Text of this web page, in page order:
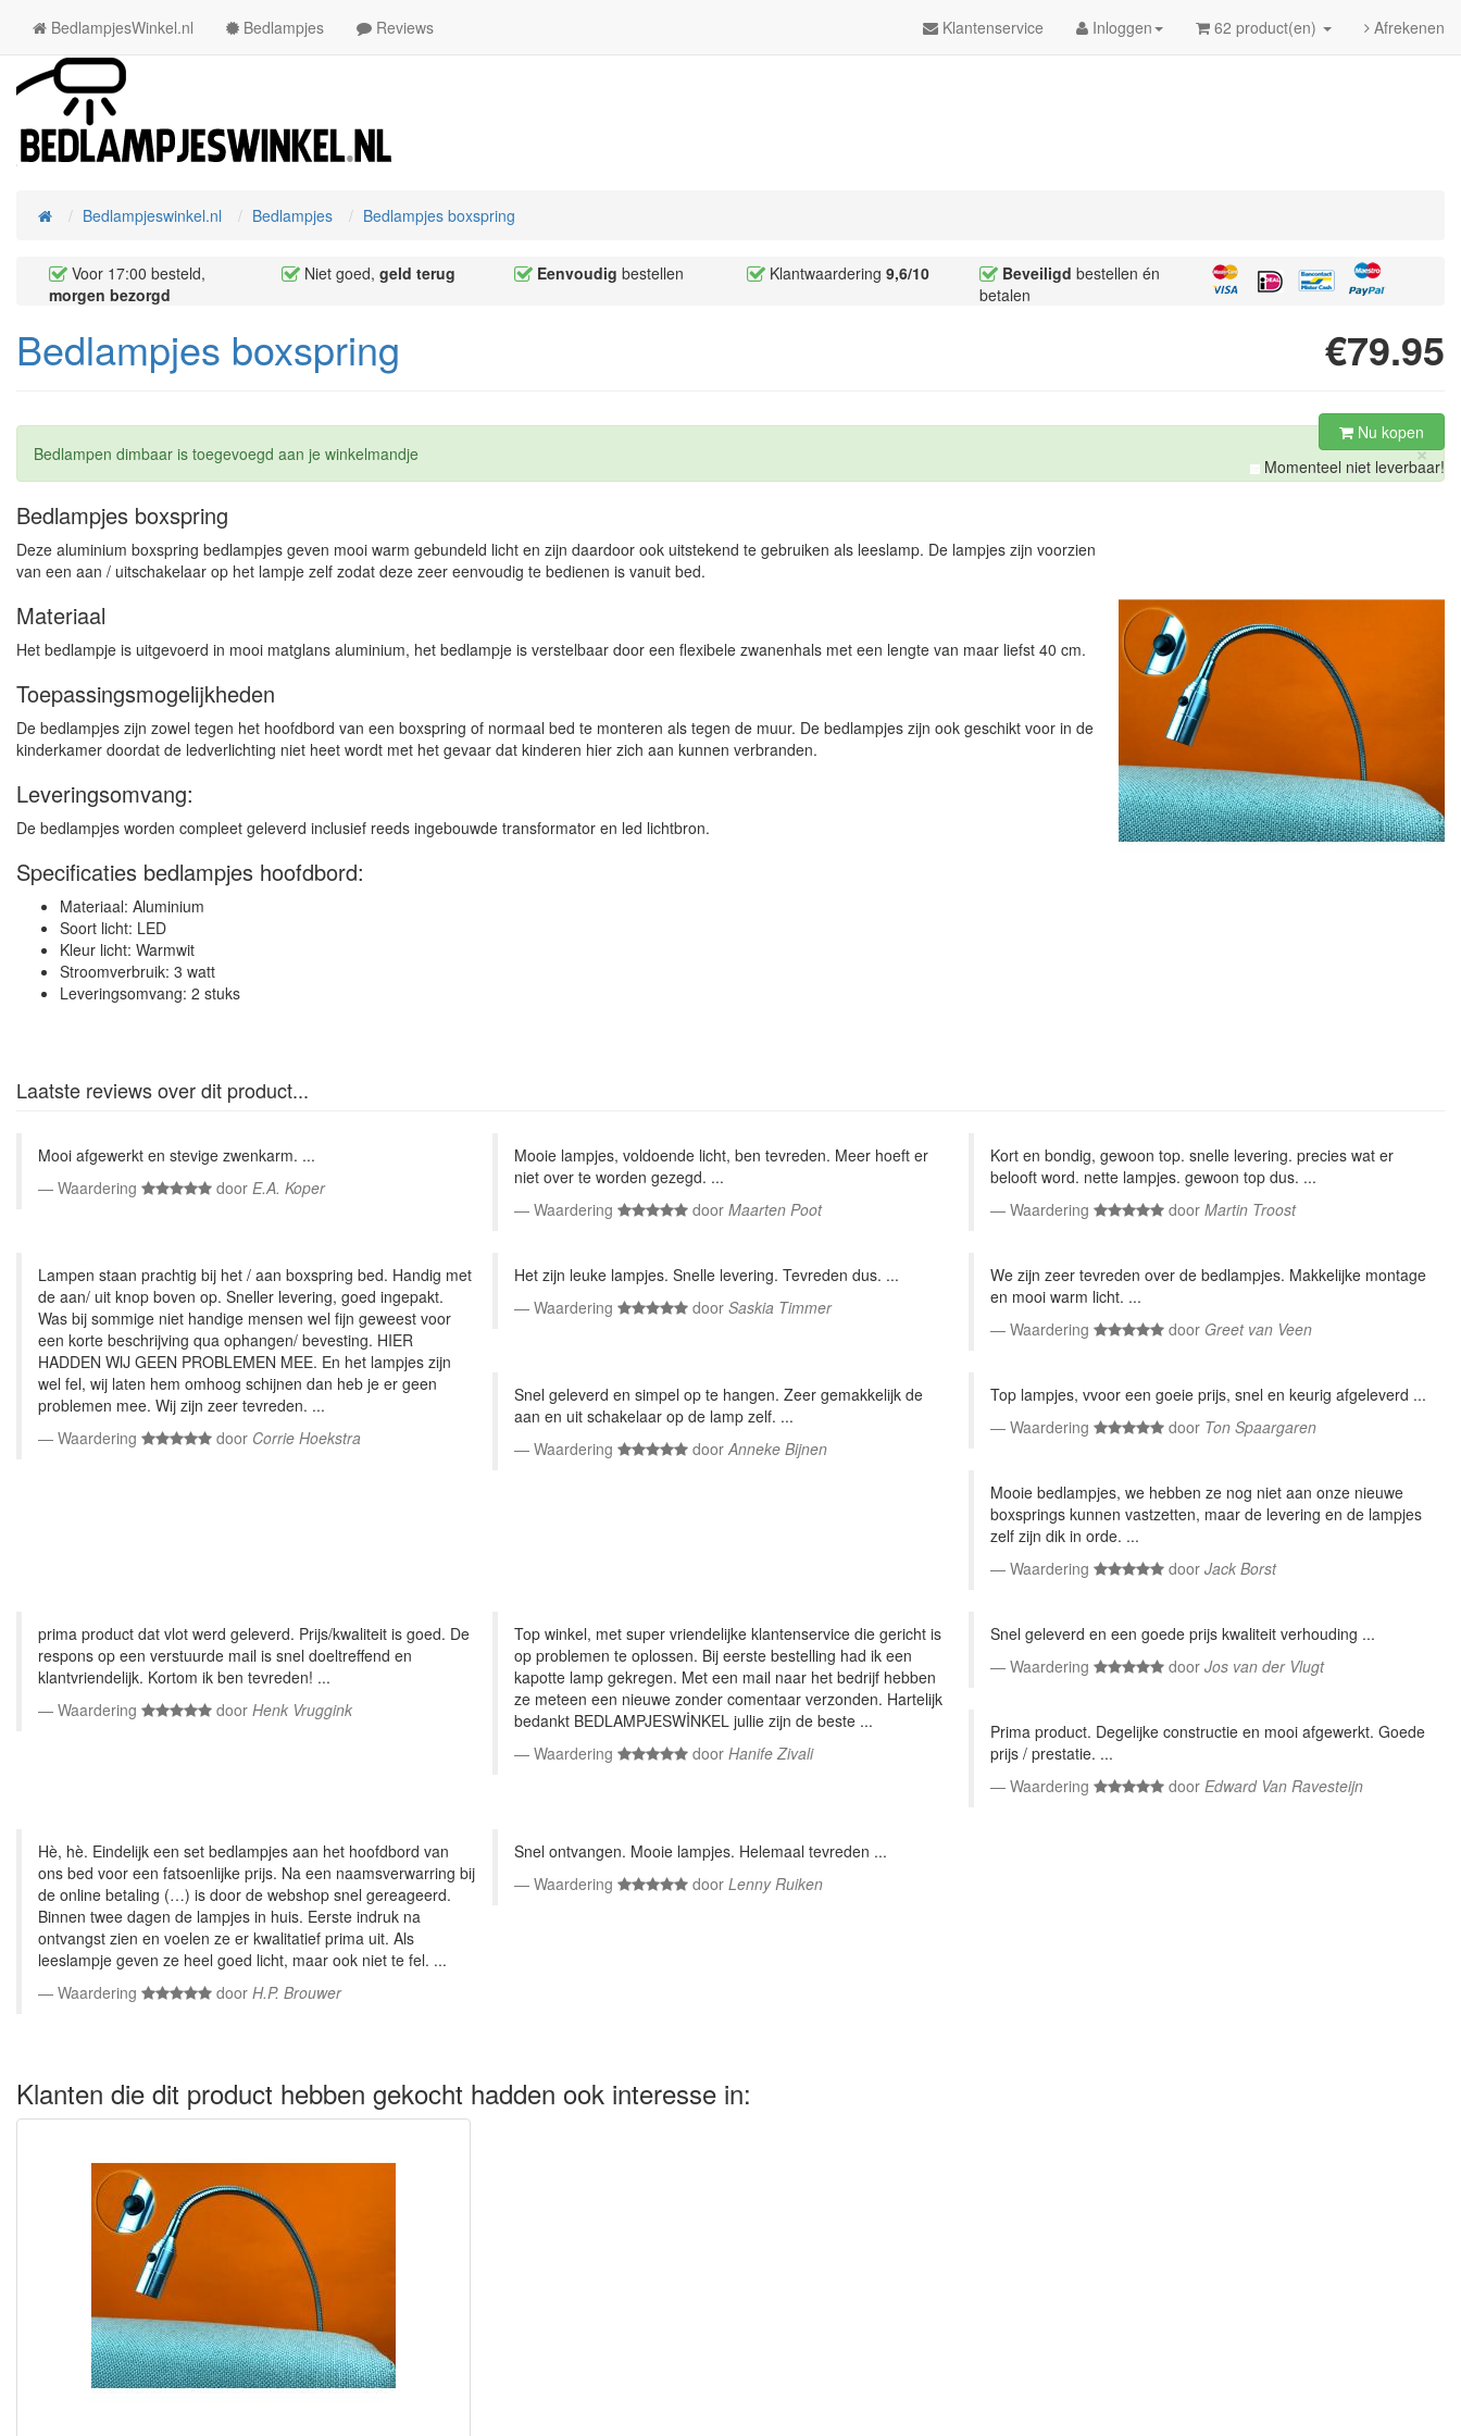
BedlampjesWinkel.nl Bedlampjes Reviews Klantenservice Inloggen 62 product(en) Afrekenen
HomeBedlampjeswinkel.nl Bedlampjes Bedlampjes boxspring
Voor 17:00 besteld,
morgen bezorgd
Niet goed, geld terug Eenvoudig bestellen Klantwaardering 9,6/10 Beveiligd bestellen én
betalen
€79.95
Bedlampjes boxspring
Nu kopen
Momenteel niet leverbaar!
×
Bedlampen dimbaar is toegevoegd aan je winkelmandje
Bedlampjes boxspring
Deze aluminium boxspring bedlampjes geven mooi warm gebundeld licht en zijn daardoor ook uitstekend te gebruiken als leeslamp. De lampjes zijn voorzien
van een aan / uitschakelaar op het lampje zelf zodat deze zeer eenvoudig te bedienen is vanuit bed.
Materiaal
Het bedlampje is uitgevoerd in mooi matglans aluminium, het bedlampje is verstelbaar door een flexibele zwanenhals met een lengte van maar liefst 40 cm.
Toepassingsmogelijkheden
De bedlampjes zijn zowel tegen het hoofdbord van een boxspring of normaal bed te monteren als tegen de muur. De bedlampjes zijn ook geschikt voor in de
kinderkamer doordat de ledverlichting niet heet wordt met het gevaar dat kinderen hier zich aan kunnen verbranden.
Leveringsomvang:
De bedlampjes worden compleet geleverd inclusief reeds ingebouwde transformator en led lichtbron.
Specificaties bedlampjes hoofdbord:
Materiaal: Aluminium
Soort licht: LED
Kleur licht: Warmwit
Stroomverbruik: 3 watt
Leveringsomvang: 2 stuks
Laatste reviews over dit product...
Mooi afgewerkt en stevige zwenkarm. ...
Waardering
door E.A. Koper
Mooie lampjes, voldoende licht, ben tevreden. Meer hoeft er
niet over te worden gezegd. ...
Waardering
door Maarten Poot
Kort en bondig, gewoon top. snelle levering. precies wat er
belooft word. nette lampjes. gewoon top dus. ...
Waardering
door Martin Troost
Lampen staan prachtig bij het / aan boxspring bed. Handig met
de aan/ uit knop boven op. Sneller levering, goed ingepakt.
Was bij sommige niet handige mensen wel fijn geweest voor
een korte beschrijving qua ophangen/ bevesting. HIER
HADDEN WIJ GEEN PROBLEMEN MEE. En het lampjes zijn
wel fel, wij laten hem omhoog schijnen dan heb je er geen
problemen mee. Wij zijn zeer tevreden. ...
Waardering
door Corrie Hoekstra
Het zijn leuke lampjes. Snelle levering. Tevreden dus. ...
Waardering
door Saskia Timmer
We zijn zeer tevreden over de bedlampjes. Makkelijke montage
en mooi warm licht. ...
Waardering
door Greet van Veen
Snel geleverd en simpel op te hangen. Zeer gemakkelijk de
aan en uit schakelaar op de lamp zelf. ...
Waardering
doorAnneke Bijnen
Top lampjes, vvoor een goeie prijs, snel en keurig afgeleverd ...
Waardering
door Ton Spaargaren
Mooie bedlampjes, we hebben ze nog niet aan onze nieuwe
boxsprings kunnen vastzetten, maar de levering en de lampjes
zelf zijn dik in orde. ...
Waardering
door Jack Borst
prima product dat vlot werd geleverd. Prijs/kwaliteit is goed. De
respons op een verstuurde mail is snel doeltreffend en
klantvriendelijk. Kortom ik ben tevreden! ...
Waardering
door Henk Vruggink
Top winkel, met super vriendelijke klantenservice die gericht is
op problemen te oplossen. Bij eerste bestelling had ik een
kapotte lamp gekregen. Met een mail naar het bedrijf hebben
ze meteen een nieuwe zonder comentaar verzonden. Hartelijk
bedankt BEDLAMPJESWİNKEL jullie zijn de beste ...
Waardering
door Hanife Zivali
Snel geleverd en een goede prijs kwaliteit verhouding ...
Waardering
door Jos van der Vlugt
Prima product. Degelijke constructie en mooi afgewerkt. Goede
prijs / prestatie. ...
Waardering
door Edward Van Ravesteijn
Hè, hè. Eindelijk een set bedlampjes aan het hoofdbord van
ons bed voor een fatsoenlijke prijs. Na een naamsverwarring bij
de online betaling (…) is door de webshop snel gereageerd.
Binnen twee dagen de lampjes in huis. Eerste indruk na
ontvangst zien en voelen ze er kwalitatief prima uit. Als
leeslampje geven ze heel goed licht, maar ook niet te fel. ...
Waardering
door H.P. Brouwer
Snel ontvangen. Mooie lampjes. Helemaal tevreden ...
Waardering
door Lenny Ruiken
Klanten die dit product hebben gekocht hadden ook interesse in: